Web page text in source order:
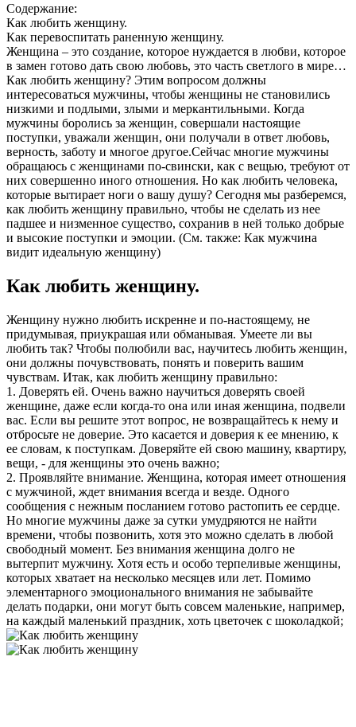
Содержание:
Как любить женщину.
Как перевоспитать раненную женщину.
Женщина – это создание, которое нуждается в любви, которое
в замен готово дать свою любовь, это часть светлого в мире…
Как любить женщину? Этим вопросом должны
интересоваться мужчины, чтобы женщины не становились
низкими и подлыми, злыми и меркантильными. Когда
мужчины боролись за женщин, совершали настоящие
поступки, уважали женщин, они получали в ответ любовь,
верность, заботу и многое другое.Сейчас многие мужчины
обращаюсь с женщинами по-свински, как с вещью, требуют от
них совершенно иного отношения. Но как любить человека,
которые вытирает ноги о вашу душу? Сегодня мы разберемся,
как любить женщину правильно, чтобы не сделать из нее
падшее и низменное существо, сохранив в ней только добрые
и высокие поступки и эмоции. (См. также: Как мужчина
видит идеальную женщину)
Как любить женщину.
Женщину нужно любить искренне и по-настоящему, не
придумывая, приукрашая или обманывая. Умеете ли вы
любить так? Чтобы полюбили вас, научитесь любить женщин,
они должны почувствовать, понять и поверить вашим
чувствам. Итак, как любить женщину правильно:
1. Доверять ей. Очень важно научиться доверять своей
женщине, даже если когда-то она или иная женщина, подвели
вас. Если вы решите этот вопрос, не возвращайтесь к нему и
отбросьте не доверие. Это касается и доверия к ее мнению, к
ее словам, к поступкам. Доверяйте ей свою машину, квартиру,
вещи, - для женщины это очень важно;
2. Проявляйте внимание. Женщина, которая имеет отношения
с мужчиной, ждет внимания всегда и везде. Одного
сообщения с нежным посланием готово растопить ее сердце.
Но многие мужчины даже за сутки умудряются не найти
времени, чтобы позвонить, хотя это можно сделать в любой
свободный момент. Без внимания женщина долго не
вытерпит мужчину. Хотя есть и особо терпеливые женщины,
которых хватает на несколько месяцев или лет. Помимо
элементарного эмоционального внимания не забывайте
делать подарки, они могут быть совсем маленькие, например,
на каждый маленький праздник, хоть цветочек с шоколадкой;